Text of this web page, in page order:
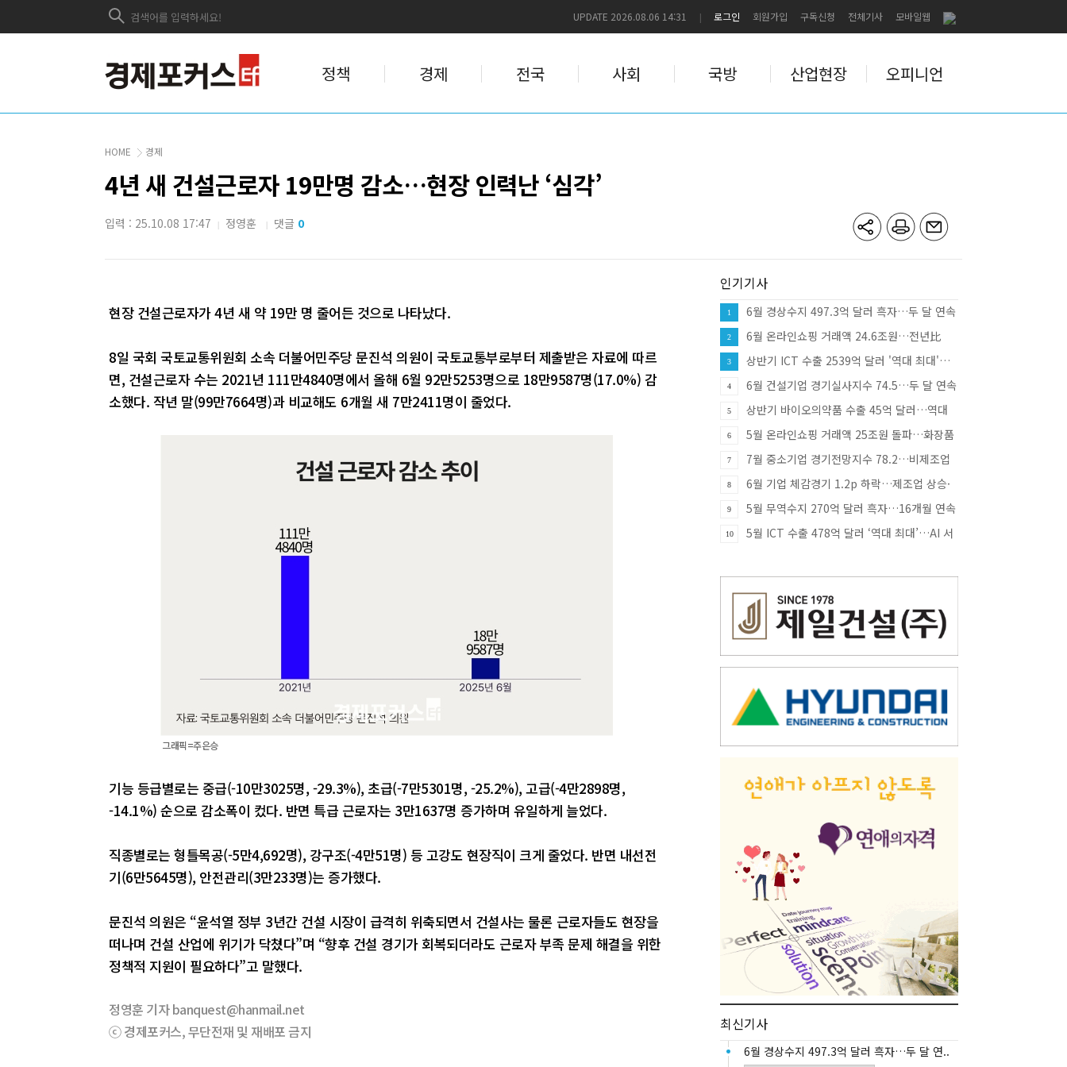
UPDATE 2026.08.06 14:31 로그인 회원가입 구독신청 전체기사 모바일웹
정책 경제 전국 사회 국방 산업현장 오피니언
HOME 경제
4년 새 건설근로자 19만명 감소…현장 인력난 ‘심각’
입력 : 25.10.08 17:47 | 정영훈 | 댓글 0
현장 건설근로자가 4년 새 약 19만 명 줄어든 것으로 나타났다.
8일 국회 국토교통위원회 소속 더불어민주당 문진석 의원이 국토교통부로부터 제출받은 자료에 따르
면, 건설근로자 수는 2021년 111만4840명에서 올해 6월 92만5253명으로 18만9587명(17.0%) 감
소했다. 작년 말(99만7664명)과 비교해도 6개월 새 7만2411명이 줄었다.
그래픽=주은승
기능 등급별로는 중급(-10만3025명, -29.3%), 초급(-7만5301명, -25.2%), 고급(-4만2898명,
-14.1%) 순으로 감소폭이 컸다. 반면 특급 근로자는 3만1637명 증가하며 유일하게 늘었다.
직종별로는 형틀목공(-5만4,692명), 강구조(-4만51명) 등 고강도 현장직이 크게 줄었다. 반면 내선전
기(6만5645명), 안전관리(3만233명)는 증가했다.
문진석 의원은 “윤석열 정부 3년간 건설 시장이 급격히 위축되면서 건설사는 물론 근로자들도 현장을
떠나며 건설 산업에 위기가 닥쳤다”며 “향후 건설 경기가 회복되더라도 근로자 부족 문제 해결을 위한
정책적 지원이 필요하다”고 말했다.
정영훈 기자 banquest@hanmail.net
ⓒ 경제포커스, 무단전재 및 재배포 금지
인기기사
1
6월 경상수지 497.3억 달러 흑자…두 달 연속
역대 최대
2
6월 온라인쇼핑 거래액 24.6조원…전년比
10.7%↑
3
상반기 ICT 수출 2539억 달러 '역대 최대'…
반도체·SSD 견인
4
6월 건설기업 경기실사지수 74.5…두 달 연속
상승
5
상반기 바이오의약품 수출 45억 달러…역대
최대
6
5월 온라인쇼핑 거래액 25조원 돌파…화장품
·식품 소비 증가 견인
7
7월 중소기업 경기전망지수 78.2…비제조업
부진에 한 달 만에 하락 전환
8
6월 기업 체감경기 1.2p 하락…제조업 상승·
비제조업 부진
9
5월 무역수지 270억 달러 흑자…16개월 연속
흑자 행진
10
5월 ICT 수출 478억 달러 ‘역대 최대’…AI 서
최신기사
6월 경상수지 497.3억 달러 흑자…두 달 연..